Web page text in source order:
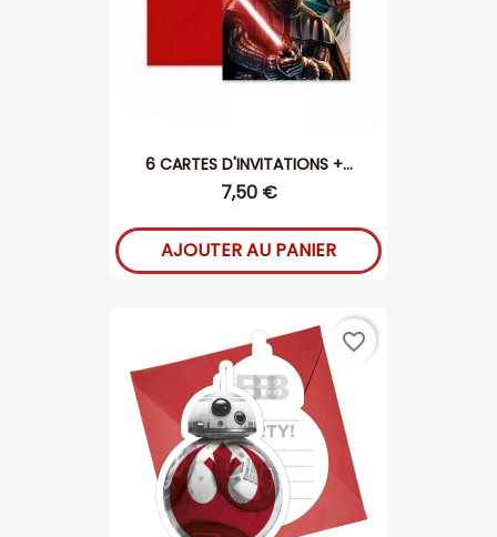
6 CARTES D'INVITATIONS +...
7,50 €
AJOUTER AU PANIER
favorite_border